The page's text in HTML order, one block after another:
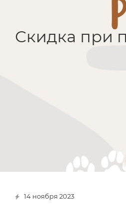
Скидка при
14 ноября 2023